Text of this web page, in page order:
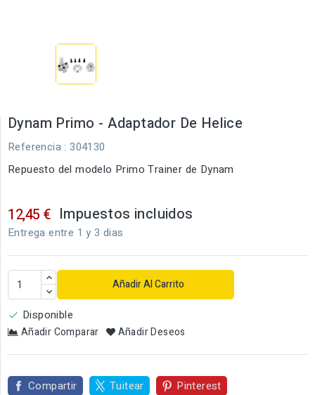
Dynam Primo - Adaptador De Helice
Referencia : 304130
Repuesto del modelo Primo Trainer de Dynam
12,45 € Impuestos incluidos
Entrega entre 1 y 3 dias
Añadir Al Carrito
 Disponible
Añadir Comparar Añadir Deseos
Compartir Tuitear Pinterest